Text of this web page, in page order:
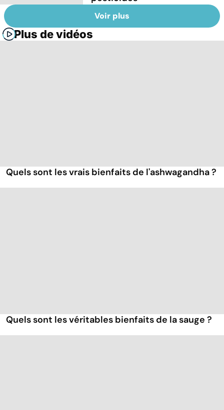
Voir plus
Plus de vidéos
Quels sont les vrais bienfaits de l'ashwagandha ?
Quels sont les véritables bienfaits de la sauge ?